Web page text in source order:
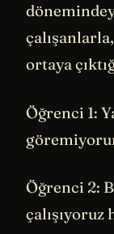
ortaya
Öğrenci 1:
Öğrenci 2: